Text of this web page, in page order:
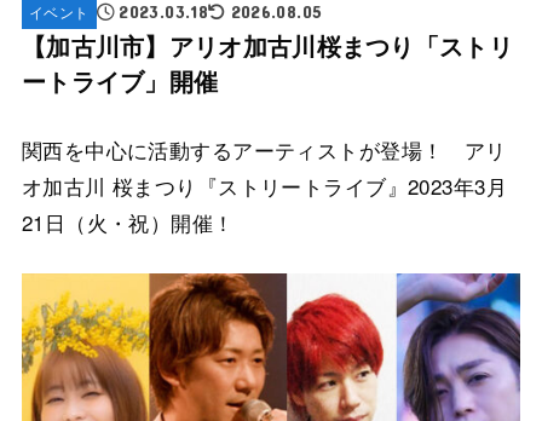
イベント 2023.03.18 2026.08.05
【加古川市】アリオ加古川桜まつり「ストリ
ートライブ」開催
関西を中心に活動するアーティストが登場！ アリ
オ加古川 桜まつり『ストリートライブ』2023年3月
21日（火・祝）開催！